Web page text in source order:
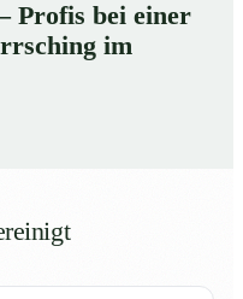
Profis bei einer
im